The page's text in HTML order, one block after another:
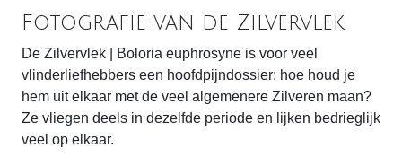
Fotografie van de Zilvervlek
De Zilvervlek | Boloria euphrosyne is voor veel
vlinderliefhebbers een hoofdpijndossier: hoe houd je
hem uit elkaar met de veel algemenere Zilveren maan?
Ze vliegen deels in dezelfde periode en lijken bedrieglijk
veel op elkaar.